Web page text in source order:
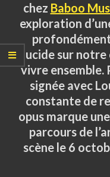
chez Baboo
exploration
lucide sur
vivre ensemble.
signée avec
constante de
opus marque
parcours de
scène le 6